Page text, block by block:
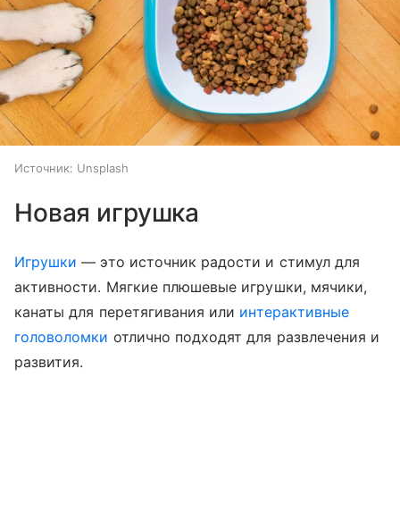
Источник: Unsplash
Новая игрушка
Игрушки — это источник радости и стимул для
активности. Мягкие плюшевые игрушки, мячики,
канаты для перетягивания или интерактивные
головоломки отлично подходят для развлечения и
развития.